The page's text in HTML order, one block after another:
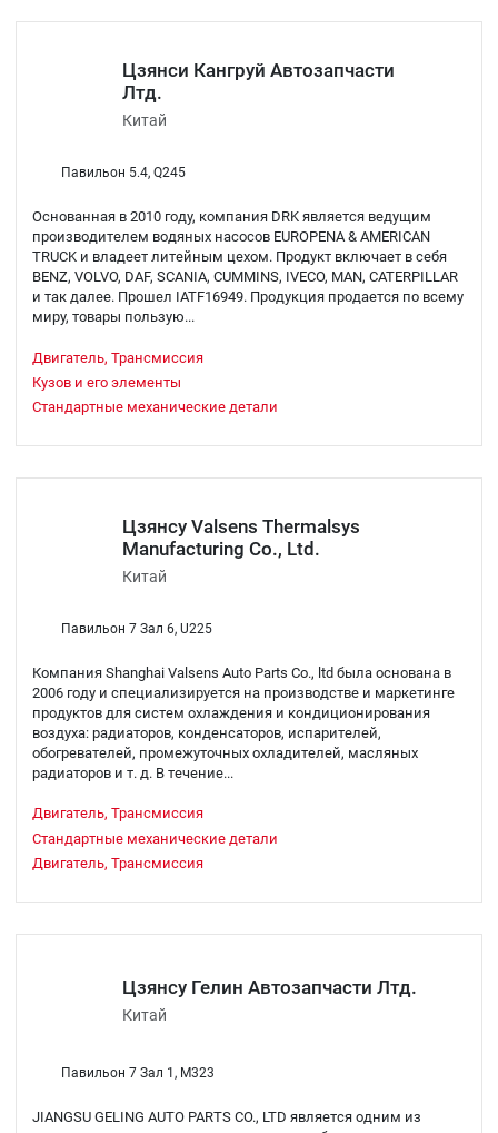
Цзянси Кангруй Автозапчасти
Лтд.
Китай
Павильон 5.4, Q245
Основанная в 2010 году, компания DRK является ведущим
производителем водяных насосов EUROPENA & AMERICAN
TRUCK и владеет литейным цехом. Продукт включает в себя
BENZ, VOLVO, DAF, SCANIA, CUMMINS, IVECO, MAN, CATERPILLAR
и так далее. Прошел IATF16949. Продукция продается по всему
миру, товары пользую...
Двигатель, Трансмиссия
Кузов и его элементы
Стандартные механические детали
Цзянсу Valsens Thermalsys
Manufacturing Co., Ltd.
Китай
Павильон 7 Зал 6, U225
Компания Shanghai Valsens Auto Parts Co., ltd была основана в
2006 году и специализируется на производстве и маркетинге
продуктов для систем охлаждения и кондиционирования
воздуха: радиаторов, конденсаторов, испарителей,
обогревателей, промежуточных охладителей, масляных
радиаторов и т. д. В течение...
Двигатель, Трансмиссия
Стандартные механические детали
Двигатель, Трансмиссия
Цзянсу Гелин Автозапчасти Лтд.
Китай
Павильон 7 Зал 1, M323
JIANGSU GELING AUTO PARTS CO., LTD является одним из